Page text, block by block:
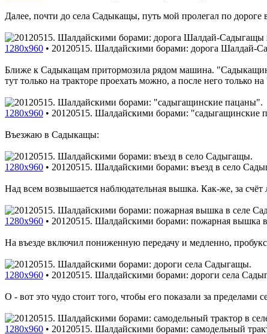
Далее, почти до села Садыкащы, путь мой пролегал по
1280x960 • 20120515. Шалдайскими борами: дорога Шалдай-
Ближе к Садыкащам притормозила рядом машина.
тут только на тракторе проехать можно, а после него только
1280x960 • 20120515. Шалдайскими борами: "садыгащинские
Въезжаю в Садыкащы:
1280x960 • 20120515. Шалдайскими борами: въезд в село
Над всем возвышается наблюдательная вышка. Как-же, за счёт
1280x960 • 20120515. Шалдайскими борами: пожарная вышка
На въезде включил пониженную передачу и медленно,
1280x960 • 20120515. Шалдайскими борами: дороги села
О - вот это чудо стоит того, чтобы его показали за
1280x960 • 20120515. Шалдайскими борами: самодельный